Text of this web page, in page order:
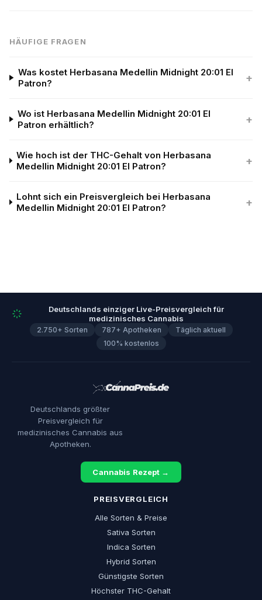
HÄUFIGE FRAGEN
Was kostet Herbasana Medellin Midnight 20:01 El
Patron?
+
Wo ist Herbasana Medellin Midnight 20:01 El
Patron erhältlich?
+
Wie hoch ist der THC-Gehalt von Herbasana
Medellin Midnight 20:01 El Patron?
+
Lohnt sich ein Preisvergleich bei Herbasana
Medellin Midnight 20:01 El Patron?
+
Deutschlands einziger Live-Preisvergleich für
medizinisches Cannabis
2.750+ Sorten 787+ Apotheken
Täglich aktuell
100% kostenlos
Deutschlands größter
Preisvergleich für
medizinisches Cannabis aus
Apotheken.
Cannabis Rezept →
PREISVERGLEICH
Alle Sorten & Preise
Sativa Sorten
Indica Sorten
Hybrid Sorten
Günstigste Sorten
Höchster THC-Gehalt